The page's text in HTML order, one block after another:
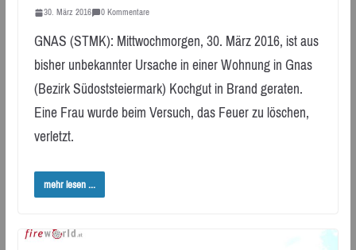
30. März 2016 0 Kommentare
GNAS (STMK): Mittwochmorgen, 30. März 2016, ist aus
bisher unbekannter Ursache in einer Wohnung in Gnas
(Bezirk Südoststeiermark) Kochgut in Brand geraten.
Eine Frau wurde beim Versuch, das Feuer zu löschen,
verletzt.
mehr lesen ...